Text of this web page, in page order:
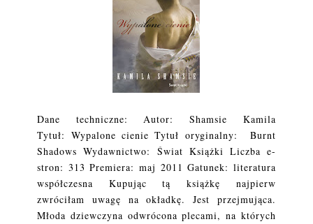
Dane techniczne: Autor: Shamsie Kamila
Tytuł: Wypalone cienie Tytuł oryginalny: Burnt
Shadows Wydawnictwo: Świat Książki Liczba e-
stron: 313 Premiera: maj 2011 Gatunek: literatura
współczesna Kupując tą książkę najpierw
zwróciłam uwagę na okładkę. Jest przejmująca.
Młoda dziewczyna odwrócona plecami, na których